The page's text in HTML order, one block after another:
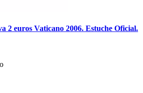
2 euros Vaticano 2006. Estuche Oficial.